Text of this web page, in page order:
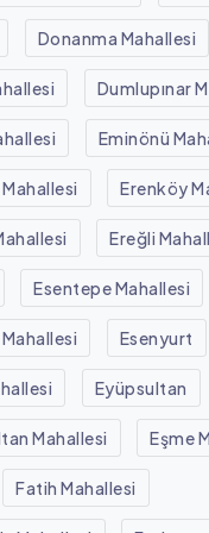
Donanma Mahallesi
Dumlupınar
Eminönü
Erenköy
Ereğli
Esentepe Mahallesi
Mahallesi Esenyurt
Eyüpsultan
Mahallesi Eşme
Fatih Mahallesi